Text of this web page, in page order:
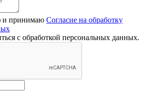
и принимаю Согласие на обработку
с обработкой персональных данных.